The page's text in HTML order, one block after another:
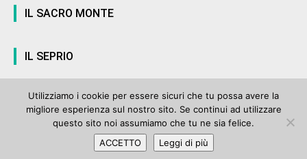
IL SACRO MONTE
IL SEPRIO
© ArteVarese.com by Wtv S.r.l.- © 2007 - P.I. 03063680122 Iscrizione n°
906 del Registro Stampa del Tribunale di Varese del 17 luglio 2006 |
Privacy Policy
Utilizziamo i cookie per essere sicuri che tu possa avere la
migliore esperienza sul nostro sito. Se continui ad utilizzare
questo sito noi assumiamo che tu ne sia felice.
ACCETTO
Leggi di più